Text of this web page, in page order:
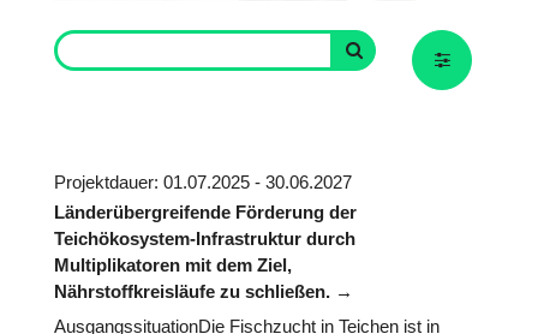
Projektdauer: 01.07.2025 - 30.06.2027
Länderübergreifende Förderung der
Teichökosystem-Infrastruktur durch
Multiplikatoren mit dem Ziel,
Nährstoffkreisläufe zu schließen.
AusgangssituationDie Fischzucht in Teichen ist in